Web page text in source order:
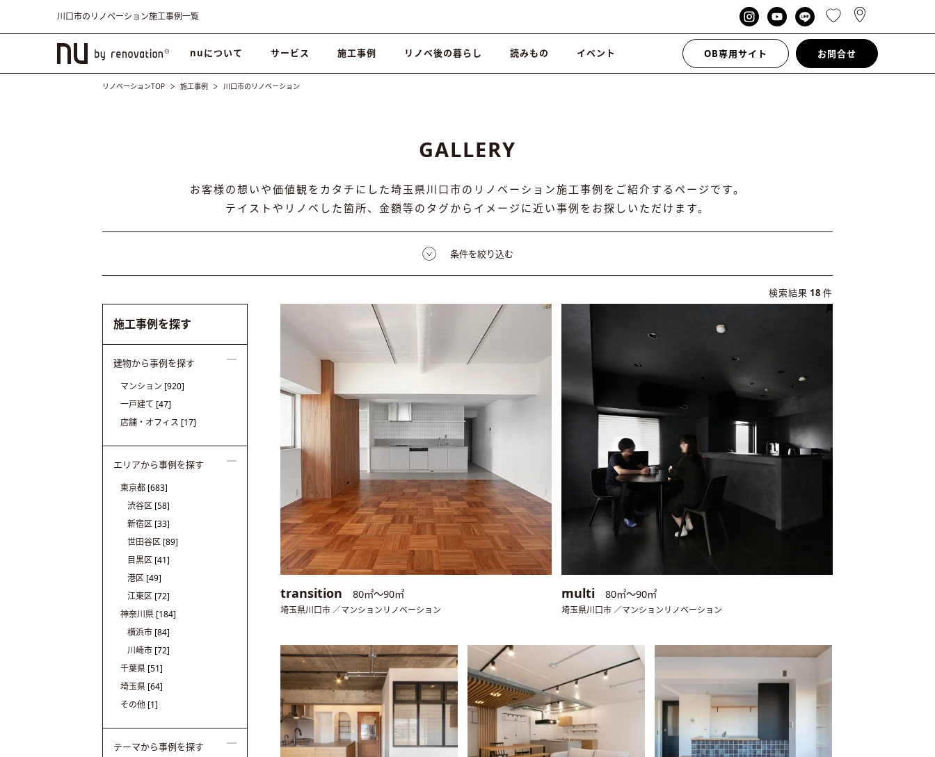
川口市のリノベーション施工事例一覧
nuについて サービス 施工事例 リノベ後の暮らし 読みもの イベント OB専用サイト お問合せ
リノベーションTOP 施工事例 川口市のリノベーション
GALLERY
お客様の想いや価値観をカタチにした埼玉県川口市のリノベーション施工事例をご紹介するページです。
テイストやリノベした箇所、金額等のタグからイメージに近い事例をお探しいただけます。
条件を絞り込む
検索結果 18 件
transition 80㎡〜90㎡
埼玉県川口市 ／マンションリノベーション
multi 80㎡〜90㎡
埼玉県川口市 ／マンションリノベーション
施工事例を探す
建物から事例を探す
マンション [920]
一戸建て [47]
店舗・オフィス [17]
エリアから事例を探す
東京都 [683]
渋谷区 [58]
新宿区 [33]
世田谷区 [89]
目黒区 [41]
港区 [49]
江東区 [72]
神奈川県 [184]
横浜市 [84]
川崎市 [72]
千葉県 [51]
埼玉県 [64]
その他 [1]
テーマから事例を探す